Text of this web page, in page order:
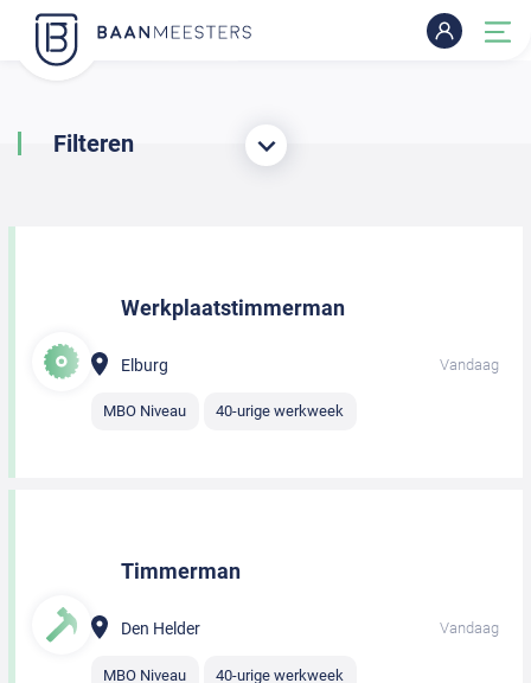
Filteren
Werkplaatstimmerman
Elburg Vandaag
MBO Niveau 40-urige werkweek
Timmerman
Den Helder Vandaag
MBO Niveau 40-urige werkweek